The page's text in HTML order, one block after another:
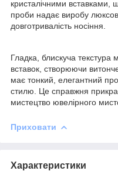
кристалічними вставками,
проби надає виробу
довготривалість носіння.
Гладка, блискуча текстура
вставок, створюючи
має тонкий, елегантний
стилю. Це справжня
мистецтво ювелірного
Приховати
Характеристики